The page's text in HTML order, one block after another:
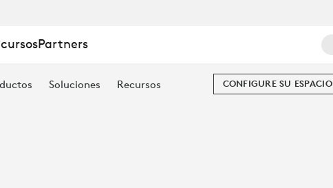
Partners
Soluciones Recursos CONFIGURE SU ESPACIO